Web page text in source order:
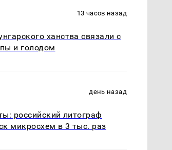
13 часов назад
ханства связали с
и голодом
день назад
российский литограф
микросхем в 3 тыс. раз